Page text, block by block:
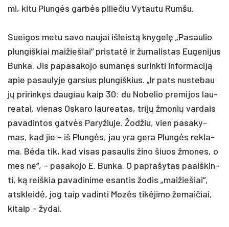
mi, ki­tu Plungės garbės pi­lie­čiu Vy­tau­tu Rum­šu.
Suei­gos me­tu sa­vo nau­jai iš­leistą kny­gelę „Pa­sau­lio
plun­giš­kiai mai­žie­šiai“ pri­statė ir žur­na­lis­tas Eu­ge­ni­jus
Bun­ka. Jis pa­pa­sa­ko­jo su­manęs su­rink­ti in­for­ma­ciją
apie pasaulyje gar­sius plun­giš­kius. „Ir pa­ts nu­ste­bau
jų pri­rinkęs dau­giau kaip 30: du No­be­lio pre­mi­jos lau­
rea­tai, vie­nas Os­ka­ro lau­rea­tas, trijų žmo­nių var­dais
pa­va­din­tos gatvės Pa­ry­žiuje. Žod­žiu, vien pa­sa­ky­
mas, kad jie – iš Plungės, jau yra ge­ra Plungės rek­la­
ma. Bėda tik, kad vi­sas pa­sau­lis ži­no šiuos žmo­nes, o
mes ne“, – pa­sa­ko­jo E. Bun­ka. O pa­pra­šy­tas paaiš­kin­
ti, ką reiš­kia pa­va­di­ni­me esan­tis žo­dis „mai­žie­šiai“,
at­skleidė, jog taip va­din­ti Mozės tikė­ji­mo že­mai­čiai,
ki­taip – žy­dai.